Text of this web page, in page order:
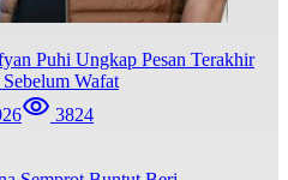
Puhi Ungkap Pesan Terakhir
Wafat
3824